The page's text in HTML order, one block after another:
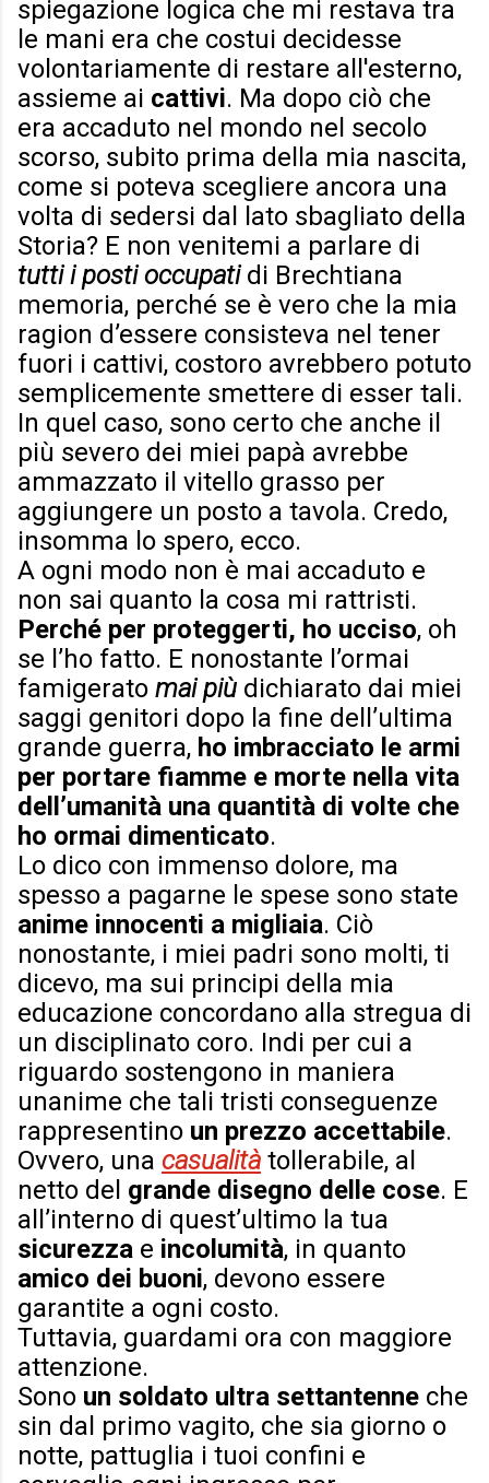
spiegazione logica che mi restava tra
le mani era che costui decidesse
volontariamente di restare all'esterno,
assieme ai cattivi. Ma dopo ciò che
era accaduto nel mondo nel secolo
scorso, subito prima della mia nascita,
come si poteva scegliere ancora una
volta di sedersi dal lato sbagliato della
Storia? E non venitemi a parlare di
tutti i posti occupatidi Brechtiana
memoria, perché se è vero che la mia
ragion d’essere consisteva nel tener
fuori i cattivi, costoro avrebbero potuto
semplicemente smettere di esser tali.
In quel caso, sono certo che anche il
più severo dei miei papà avrebbe
ammazzato il vitello grasso per
aggiungere un posto a tavola. Credo,
insomma lo spero, ecco.
A ogni modo non è mai accaduto e
non sai quanto la cosa mi rattristi.
Perché per proteggerti, ho ucciso, oh
se l’ho fatto. E nonostante l’ormai
famigerato mai più dichiarato dai miei
saggi genitori dopo la fine dell’ultima
grande guerra, ho imbracciato le armi
per portare fiamme e morte nella vita
dell’umanità una quantità di volte che
ho ormai dimenticato.
Lo dico con immenso dolore, ma
spesso a pagarne le spese sono state
anime innocenti a migliaia. Ciò
nonostante, i miei padri sono molti, ti
dicevo, ma sui principi della mia
educazione concordano alla stregua di
un disciplinato coro. Indi per cui a
riguardo sostengono in maniera
unanime che tali tristi conseguenze
rappresentino un prezzo accettabile.
Ovvero, una casualità tollerabile, al
netto del grande disegno delle cose. E
all’interno di quest’ultimo la tua
sicurezza e incolumità, in quanto
amico dei buoni, devono essere
garantite a ogni costo.
Tuttavia, guardami ora con maggiore
attenzione.
Sono un soldato ultra settantenne che
sin dal primo vagito, che sia giorno o
notte, pattuglia i tuoi confini e